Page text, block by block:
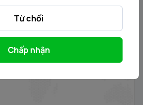
cổ phần của Công ty Cổ phần
Viễn thông Việt Nam do Đài truyền
Từ chối
Chấp nhận